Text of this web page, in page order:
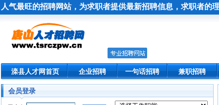
人气最旺的招聘网站，为求职者提供最新招聘信息，求职者的
滦县人才网首页 企业招聘 一句话招聘 兼职招聘
会员登录